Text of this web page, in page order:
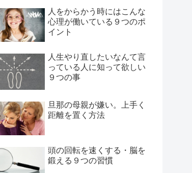
人をからかう時にはこんな
心理が働いている９つのポ
イント
人生やり直したいなんて言
っている人に知って欲しい
９つの事
旦那の母親が嫌い。上手く
距離を置く方法
頭の回転を速くする・脳を
鍛える９つの習慣